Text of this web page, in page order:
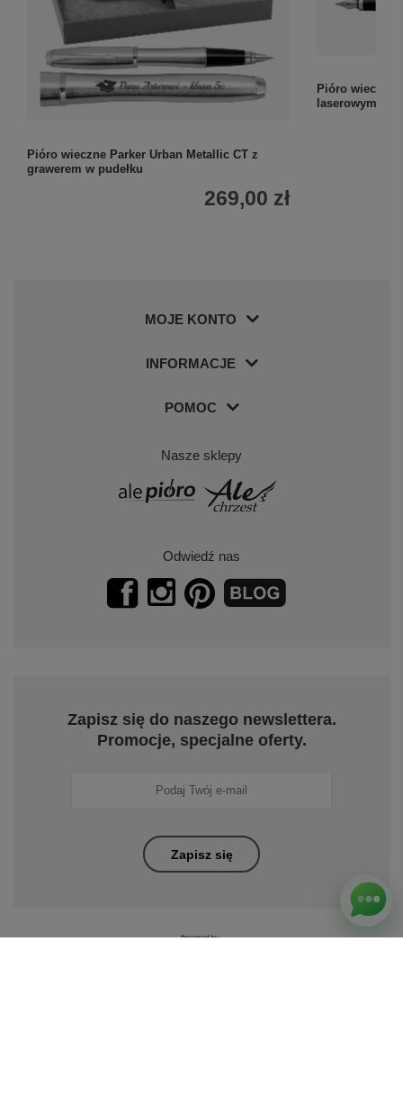
Pióro wieczne Parker Urban Metallic CT z
grawerem w pudełku
269,00 zł
Pióro wieczne
laserowym
MOJE KONTO
INFORMACJE
POMOC
Nasze sklepy
Odwiedź nas
Zapisz się do naszego newslettera.
Promocje, specjalne oferty.
Zapisz się